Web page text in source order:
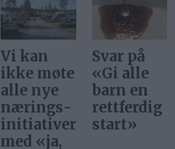
Svar på
«Gi alle
barn en
rettferdig
start»
Ønsker vi
at
bor i
Norge?